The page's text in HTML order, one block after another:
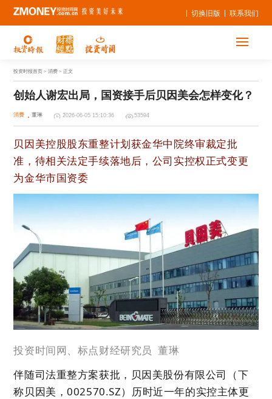
联系我们
切换旧版
投资时报首页 > 消费 > 正文
创始人谢宏出局，国资接手后贝因美会怎样变化？
消费 董琳 2026-06-05 15:10:36 53594
贝因美控股股东重整计划获金华中院终审裁定批
准，待相关法定手续落地后，公司实控权正式变更
为金华市国资委
投资时间网、标点财经研究员 董琳
伴随司法重整方案获批， 贝因美股份有限公司（下
称贝因美，002570.SZ）历时近一年的实控主体更